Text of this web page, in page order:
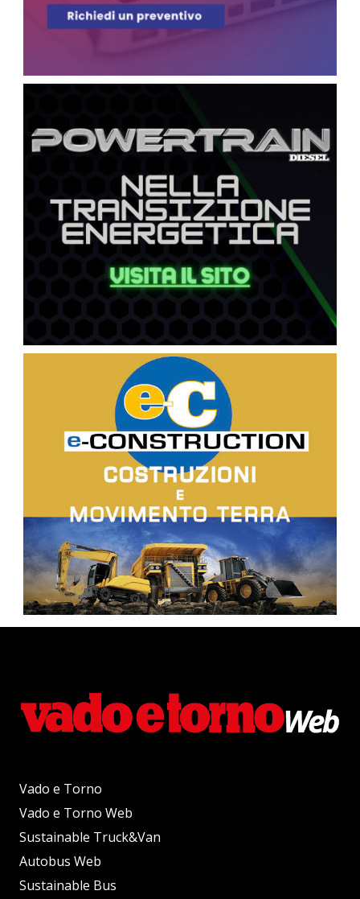
Vado e Torno
Vado e Torno Web
Sustainable Truck&Van
Autobus Web
Sustainable Bus